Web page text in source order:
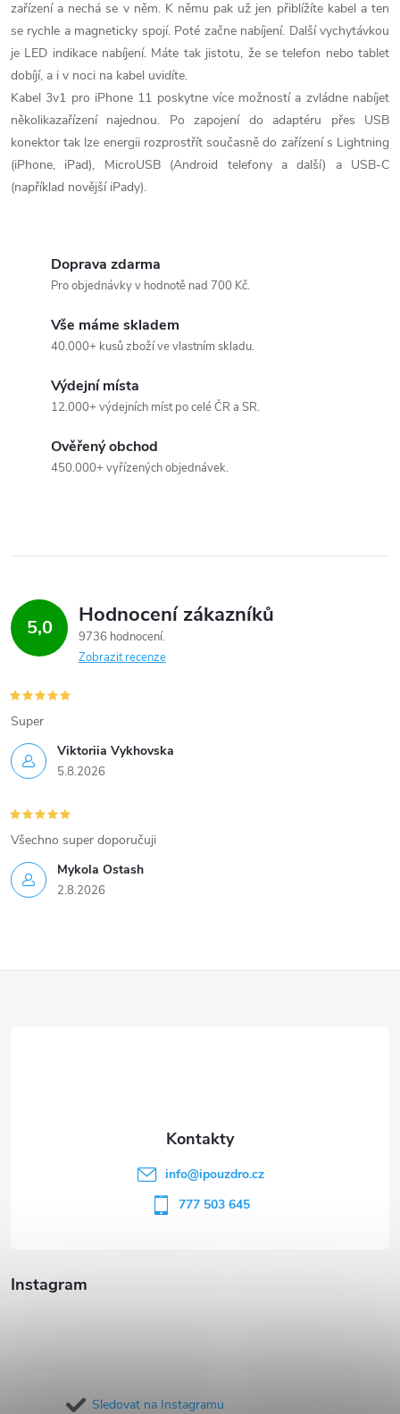
v
ý
p
i
s
zařízení a nechá se v něm. K němu pak už jen přiblížíte kabel a ten
se rychle a magneticky spojí. Poté začne nabíjení. Další vychytávkou
je LED indikace nabíjení. Máte tak jistotu, že se telefon nebo tablet
dobíjí, a i v noci na kabel uvidíte.
Kabel 3v1 pro iPhone 11 poskytne více možností a zvládne nabíjet
několikazařízení najednou. Po zapojení do adaptéru přes USB
konektor tak lze energii rozprostřít současně do zařízení s Lightning
(iPhone, iPad), MicroUSB (Android telefony a další) a USB-C
(například novější iPady).
Doprava zdarma
Pro objednávky v hodnotě nad 700 Kč.
Vše máme skladem
40.000+ kusů zboží ve vlastním skladu.
Výdejní místa
12.000+ výdejních míst po celé ČR a SR.
Ověřený obchod
450.000+ vyřízených objednávek.
5,0 Hodnocení zákazníků
9736 hodnocení
Zobrazit recenze
Viktoriia Vykhovska
5.8.2026
Super
Mykola Ostash
2.8.2026
Všechno super doporučuji
Instagram
Sledovat na Instagramu
info@ipouzdro.cz
777 503 645